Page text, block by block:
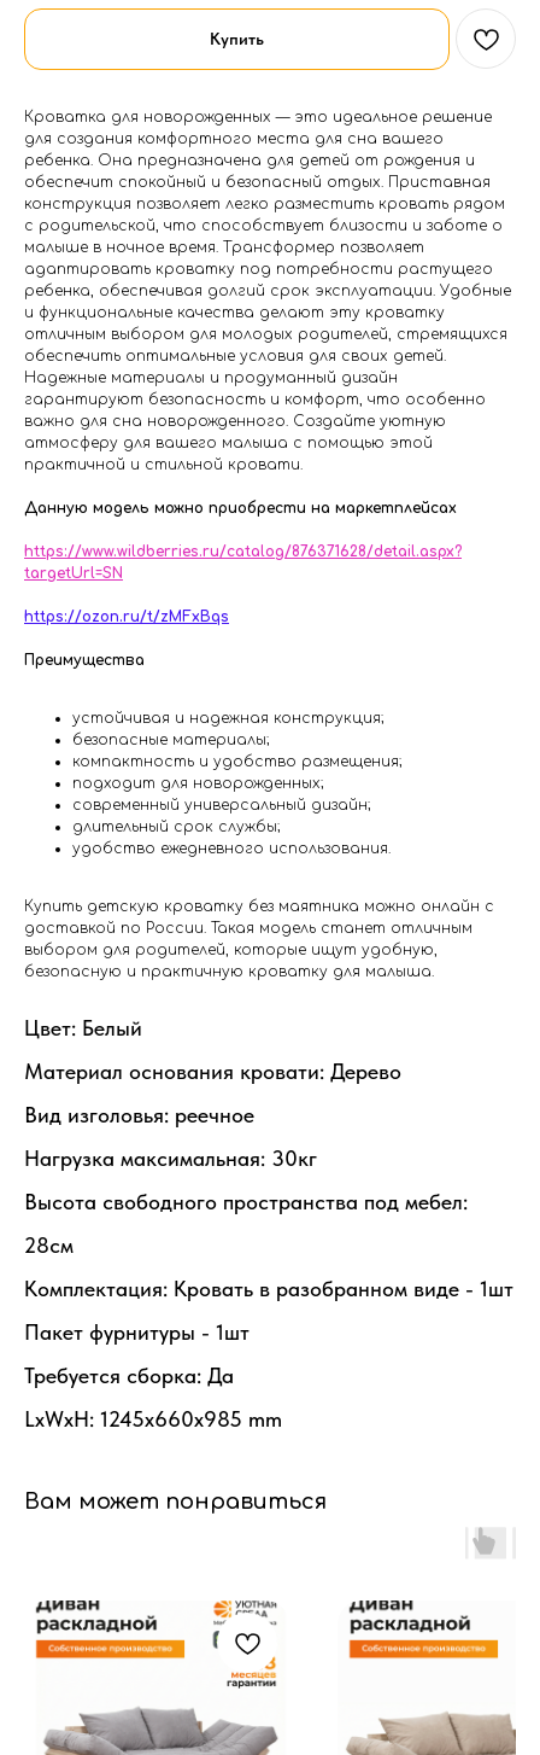
Купить
Кроватка для новорожденных — это идеальное решение
для создания комфортного места для сна вашего
ребенка. Она предназначена для детей от рождения и
обеспечит спокойный и безопасный отдых. Приставная
конструкция позволяет легко разместить кровать рядом
с родительской, что способствует близости и заботе о
малыше в ночное время. Трансформер позволяет
адаптировать кроватку под потребности растущего
ребенка, обеспечивая долгий срок эксплуатации. Удобные
и функциональные качества делают эту кроватку
отличным выбором для молодых родителей, стремящихся
обеспечить оптимальные условия для своих детей.
Надежные материалы и продуманный дизайн
гарантируют безопасность и комфорт, что особенно
важно для сна новорожденного. Создайте уютную
атмосферу для вашего малыша с помощью этой
практичной и стильной кровати.
Данную модель можно приобрести на маркетплейсах
https://www.wildberries.ru/catalog/876371628/detail.aspx?
targetUrl=SN
https://ozon.ru/t/zMFxBqs
Преимущества
устойчивая и надежная конструкция;
безопасные материалы;
компактность и удобство размещения;
подходит для новорожденных;
современный универсальный дизайн;
длительный срок службы;
удобство ежедневного использования.
Купить детскую кроватку без маятника можно онлайн с
доставкой по России. Такая модель станет отличным
выбором для родителей, которые ищут удобную,
безопасную и практичную кроватку для малыша.
Цвет: Белый
Материал основания кровати: Дерево
Вид изголовья: реечное
Нагрузка максимальная: 30кг
Высота свободного пространства под мебел:
28см
Комплектация: Кровать в разобранном виде - 1шт
Пакет фурнитуры - 1шт
Требуется сборка: Да
LxWxH: 1245x660x985 mm
Вам может понравиться